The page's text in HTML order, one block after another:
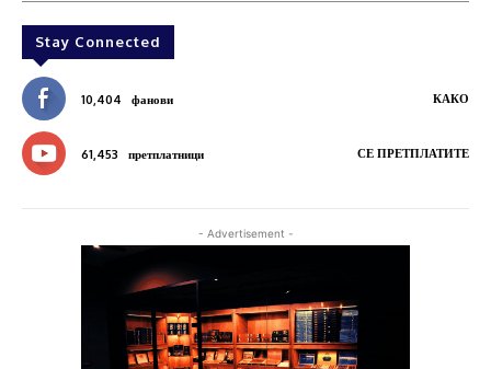
Stay Connected
10,404 фанови КАКО
61,453 претплатници СЕ ПРЕТПЛАТИТЕ
- Advertisement -